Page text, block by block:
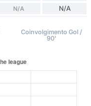
N/A N/A
Coinvolgimento Gol /
90'